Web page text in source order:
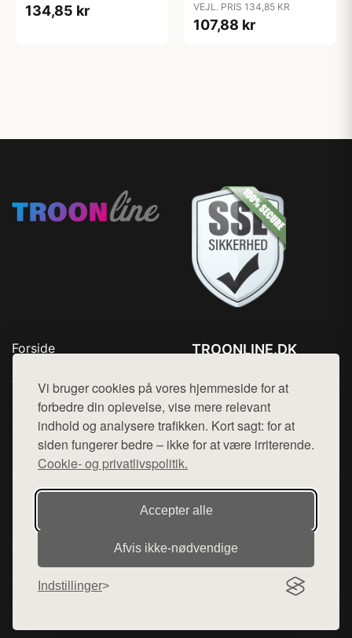
Vi bruger cookies på vores hjemmeside for at
forbedre din oplevelse, vise mere relevant
indhold og analysere trafikken. Kort sagt: for at
siden fungerer bedre – ikke for at være irriterende.
Cookie- og privatlivspolitik.
Accepter alle
Afvis ikke‑nødvendige
Indstillinger
134,85 kr VEJL. PRIS 134,85 KR
107,88 kr
Forside
Top Rabatter
Blog
Kontakt
TROONLINE.DK
Mail: hej@want.dk
Cookie- og privatlivspolitik
Denne side er en del af want.dk, der udgiver en række
hjemmesider med præsentation af forskellige produkter fra
diverse webshops. Der sælges ikke varer fra denne side - vi
henviser til de shops, som sælger varen. Vi har heller ikke
varerne på lager.